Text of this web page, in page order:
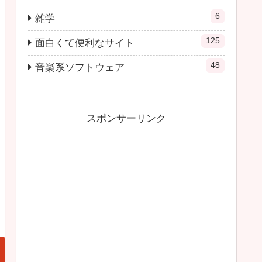
雑学 6
面白くて便利なサイト 125
音楽系ソフトウェア 48
スポンサーリンク